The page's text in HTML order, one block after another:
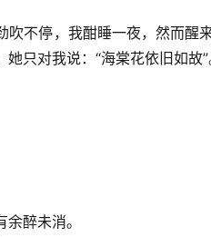
吹不停，我酣睡一夜，然而醒
只对我说：“海棠花依旧如故
醉未消。